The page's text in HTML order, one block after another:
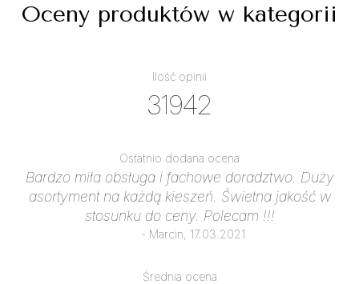
Oceny produktów w kategorii
Ilość opinii
31942
Ostatnio dodana ocena
Bardzo miła obsługa i fachowe doradztwo. Duży
asortyment na każdą kieszeń. Świetna jakość w
stosunku do ceny. Polecam !!!
- Marcin, 17.03.2021
Średnia ocena